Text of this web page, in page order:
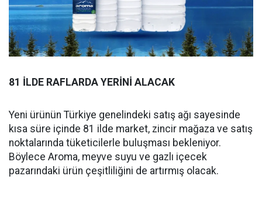
81 İLDE RAFLARDA YERİNİ ALACAK
Yeni ürünün Türkiye genelindeki satış ağı sayesinde
kısa süre içinde 81 ilde market, zincir mağaza ve satış
noktalarında tüketicilerle buluşması bekleniyor.
Böylece Aroma, meyve suyu ve gazlı içecek
pazarındaki ürün çeşitliliğini de artırmış olacak.